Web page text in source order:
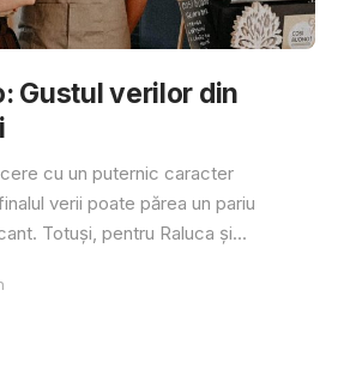
Gustul verilor din
cu un puternic caracter
verii poate părea un pariu
Totuși, pentru Raluca și...